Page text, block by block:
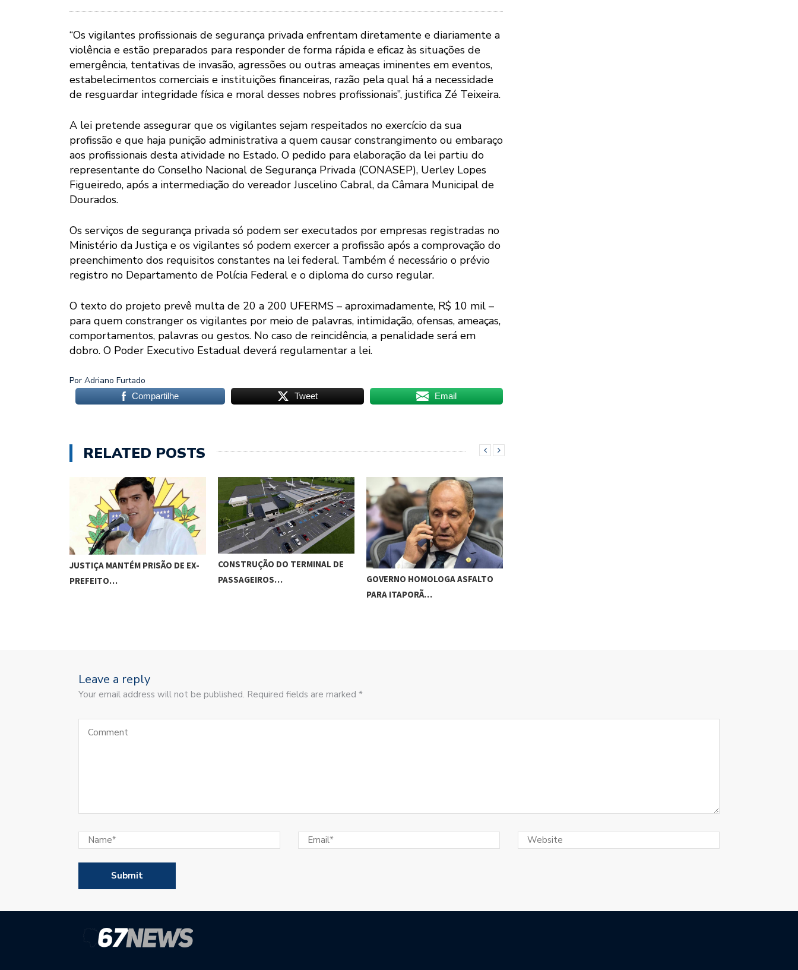
“Os vigilantes profissionais de segurança privada enfrentam diretamente e diariamente a
violência e estão preparados para responder de forma rápida e eficaz às situações de
emergência, tentativas de invasão, agressões ou outras ameaças iminentes em eventos,
estabelecimentos comerciais e instituições financeiras, razão pela qual há a necessidade
de resguardar integridade física e moral desses nobres profissionais”, justifica Zé Teixeira.
A lei pretende assegurar que os vigilantes sejam respeitados no exercício da sua
profissão e que haja punição administrativa a quem causar constrangimento ou embaraço
aos profissionais desta atividade no Estado. O pedido para elaboração da lei partiu do
representante do Conselho Nacional de Segurança Privada (CONASEP), Uerley Lopes
Figueiredo, após a intermediação do vereador Juscelino Cabral, da Câmara Municipal de
Dourados.
Os serviços de segurança privada só podem ser executados por empresas registradas no
Ministério da Justiça e os vigilantes só podem exercer a profissão após a comprovação do
preenchimento dos requisitos constantes na lei federal. Também é necessário o prévio
registro no Departamento de Polícia Federal e o diploma do curso regular.
O texto do projeto prevê multa de 20 a 200 UFERMS – aproximadamente, R$ 10 mil –
para quem constranger os vigilantes por meio de palavras, intimidação, ofensas, ameaças,
comportamentos, palavras ou gestos. No caso de reincidência, a penalidade será em
dobro. O Poder Executivo Estadual deverá regulamentar a lei.
Por Adriano Furtado
Compartilhe Tweet Email
RELATED POSTS
JUSTIÇA MANTÉM PRISÃO DE EX-
PREFEITO…
CONSTRUÇÃO DO TERMINAL DE
PASSAGEIROS…
GOVERNO HOMOLOGA ASFALTO
PARA ITAPORÃ…
Leave a reply
Your email address will not be published. Required fields are marked *